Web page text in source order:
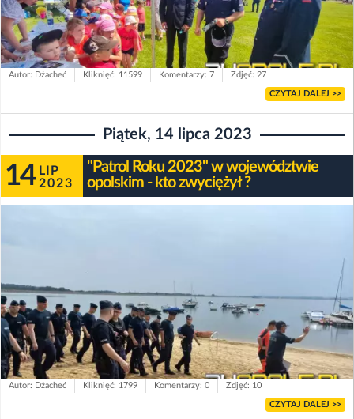
Autor: Dżacheć Kliknięć: 11599 Komentarzy: 7 Zdjęć: 27
CZYTAJ DALEJ >>
Piątek, 14 lipca 2023
14 LIP
2023
"Patrol Roku 2023" w województwie
opolskim - kto zwyciężył ?
Autor: Dżacheć Kliknięć: 1799 Komentarzy: 0 Zdjęć: 10
CZYTAJ DALEJ >>